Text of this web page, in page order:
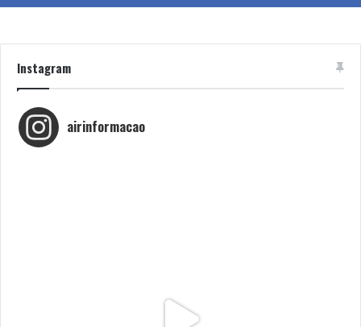
Instagram
airinformacao